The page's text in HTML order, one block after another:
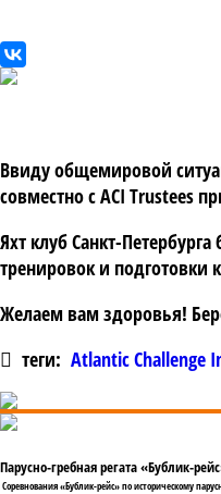
Ввиду общемировой
совместно с ACI Trustees
Яхт клуб Санкт-
тренировок и подготовки
Желаем вам здоровья!
теги: Atlantic Challenge
Парусно-гребная регата «Бублик-
Соревнования «Бублик-рейс» по историческому